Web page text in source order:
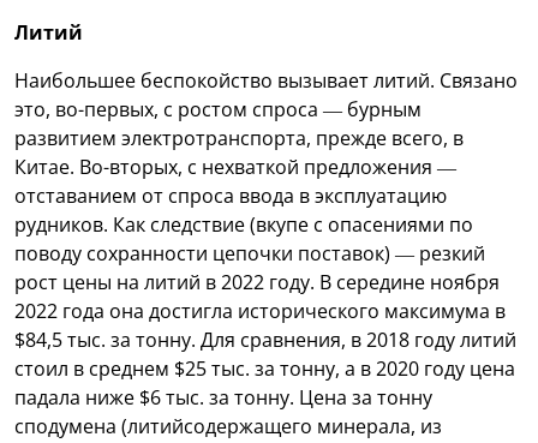
Литий
Наибольшее беспокойство вызывает литий. Связано
это, во-первых, с ростом спроса — бурным
развитием электротранспорта, прежде всего, в
Китае. Во-вторых, с нехваткой предложения —
отставанием от спроса ввода в эксплуатацию
рудников. Как следствие (вкупе с опасениями по
поводу сохранности цепочки поставок) — резкий
рост цены на литий в 2022 году. В середине ноября
2022 года она достигла исторического максимума в
$84,5 тыс. за тонну. Для сравнения, в 2018 году литий
стоил в среднем $25 тыс. за тонну, а в 2020 году цена
падала ниже $6 тыс. за тонну. Цена за тонну
сподумена (литийсодержащего минерала, из